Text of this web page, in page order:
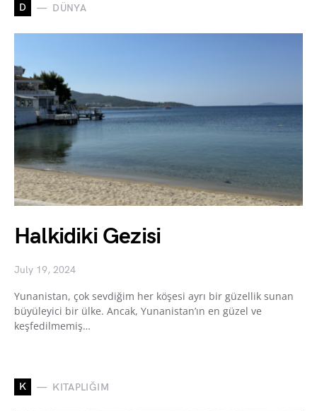
D DÜNYA
Halkidiki Gezisi
July 19, 2024
Yunanistan, çok sevdiğim her köşesi ayrı bir güzellik sunan
büyüleyici bir ülke. Ancak, Yunanistan’ın en güzel ve
keşfedilmemiş…
K KITAPLIĞIM